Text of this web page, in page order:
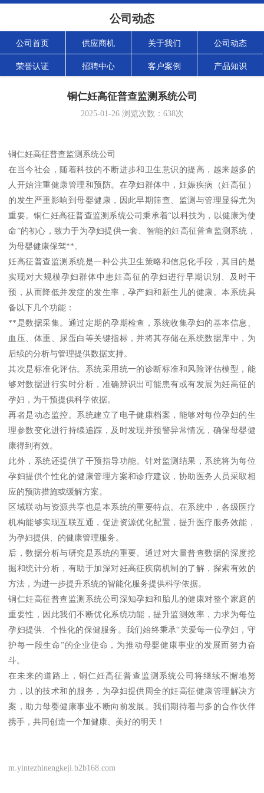
公司动态
公司首页 供应商机 关于我们 公司动态
荣誉认证 招聘中心 客户案例 产品知识
铜仁妊高征普查监测系统公司
2025-01-26浏览次数： 638次
铜仁妊高征普查监测系统公司
在当今社会，随着科技的不断进步和卫生意识的提高，越来越多的
人开始注重健康管理和预防。在孕妇群体中，妊娠疾病（妊高征）
的发生严重影响到母婴健康，因此早期筛查、监测与管理显得尤为
重要。铜仁妊高征普查监测系统公司秉承着“以科技为，以健康为使
命”的初心，致力于为孕妇提供一套、智能的妊高征普查监测系统，
为母婴健康保驾**。
妊高征普查监测系统是一种公共卫生策略和信息化手段，其目的是
实现对大规模孕妇群体中患妊高征的孕妇进行早期识别、及时干
预，从而降低并发症的发生率，孕产妇和新生儿的健康。本系统具
备以下几个功能：
**是数据采集。通过定期的孕期检查，系统收集孕妇的基本信息、
血压、体重、尿蛋白等关键指标，并将其存储在系统数据库中，为
后续的分析与管理提供数据支持。
其次是标准化评估。系统采用统一的诊断标准和风险评估模型，能
够对数据进行实时分析，准确辨识出可能患有或有发展为妊高征的
孕妇，为干预提供科学依据。
再者是动态监控。系统建立了电子健康档案，能够对每位孕妇的生
理参数变化进行持续追踪，及时发现并预警异常情况，确保母婴健
康得到有效。
此外，系统还提供了干预指导功能。针对监测结果，系统将为每位
孕妇提供个性化的健康管理方案和诊疗建议，协助医务人员采取相
应的预防措施或缓解方案。
区域联动与资源共享也是本系统的重要特点。在系统中，各级医疗
机构能够实现互联互通，促进资源优化配置，提升医疗服务效能，
为孕妇提供、的健康管理服务。
后，数据分析与研究是系统的重要。通过对大量普查数据的深度挖
掘和统计分析，有助于加深对妊高征疾病机制的了解，探索有效的
方法，为进一步提升系统的智能化服务提供科学依据。
铜仁妊高征普查监测系统公司深知孕妇和胎儿的健康对整个家庭的
重要性，因此我们不断优化系统功能，提升监测效率，力求为每位
孕妇提供、个性化的保健服务。我们始终秉承“关爱每一位孕妇，守
护每一段生命”的企业使命，为推动母婴健康事业的发展而努力奋
斗。
在未来的道路上，铜仁妊高征普查监测系统公司将继续不懈地努
力，以的技术和的服务，为孕妇提供周全的妊高征健康管理解决方
案，助力母婴健康事业不断向前发展。我们期待着与多的合作伙伴
携手，共同创造一个加健康、美好的明天！
m.yintezhinengkeji.b2b168.com